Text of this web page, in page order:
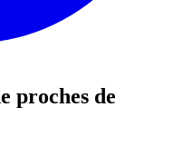
proches de